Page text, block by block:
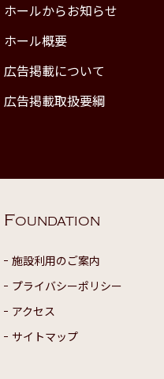
ホールからお知らせ
ホール概要
広告掲載について
広告掲載取扱要綱
FOUNDATION
施設利用のご案内
プライバシーポリシー
アクセス
サイトマップ